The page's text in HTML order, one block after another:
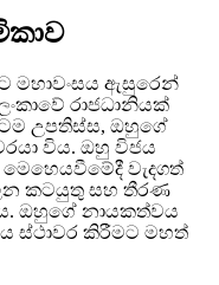
මහාවංසය ඇසුරෙන්
රාජධානියක්
උපතිස්ස, ඔහුගේ
විය. ඔහු විජය
වැදගත්
කටයුතු සහ තීරණ
ඔහුගේ නායකත්වය
ස්ථාවර කිරීමට මහත්